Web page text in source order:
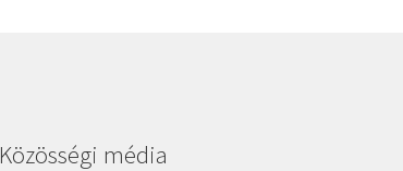
Közösségi média